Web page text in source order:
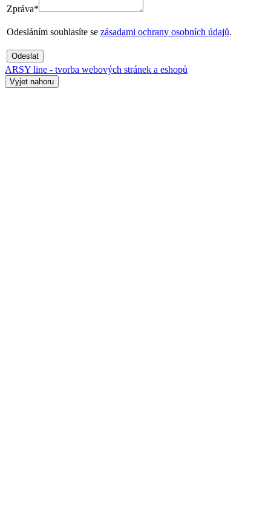
Zpráva*
Odesláním souhlasíte se zásadami ochrany osobních údajů.
Odeslat
ARSY line - tvorba webových stránek a eshopů
Vyjet nahoru